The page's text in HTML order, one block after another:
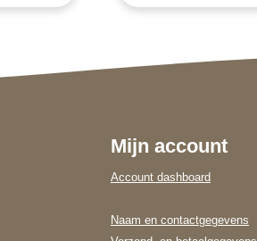
Mijn account
Account dashboard
Naam en contactgegevens